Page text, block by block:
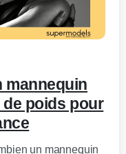
0
mannequin
poids pour
un mannequin